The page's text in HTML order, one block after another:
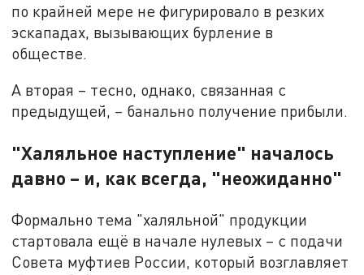
по крайней мере не фигурировало в резких
эскападах, вызывающих бурление в
обществе.
А вторая – тесно, однако, связанная с
предыдущей, – банально получение прибыли.
"Халяльное наступление" началось
давно – и, как всегда, "неожиданно"
Формально тема "халяльной" продукции
стартовала ещё в начале нулевых – с подачи
Совета муфтиев России, который возглавляет